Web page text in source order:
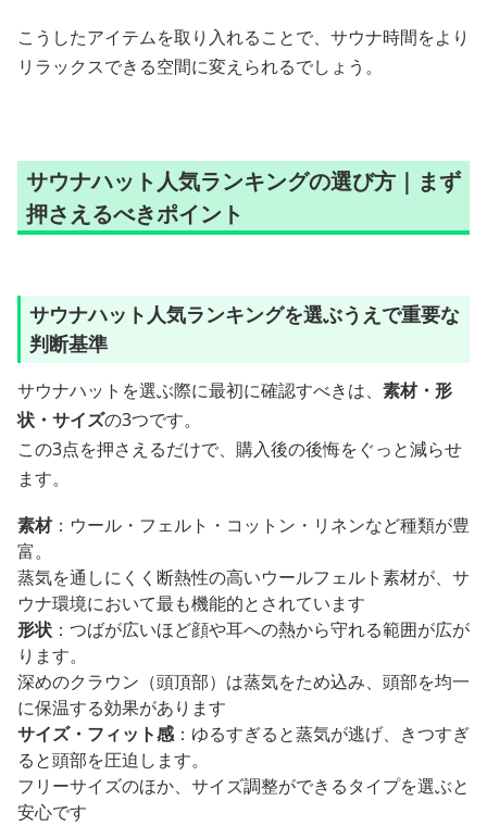
こうしたアイテムを取り入れることで、サウナ時間をより
リラックスできる空間に変えられるでしょう。
サウナハット人気ランキングの選び方｜まず
押さえるべきポイント
サウナハット人気ランキングを選ぶうえで重要な
判断基準
サウナハットを選ぶ際に最初に確認すべきは、 素材・形
状・サイズの3つです。
この3点を押さえるだけで、購入後の後悔をぐっと減らせ
ます。
素材：ウール・フェルト・コットン・リネンなど種類が豊
富。
蒸気を通しにくく断熱性の高いウールフェルト素材が、サ
ウナ環境において最も機能的とされています
形状 ：つばが広いほど顔や耳への熱から守れる範囲が広が
ります。
深めのクラウン（頭頂部）は蒸気をため込み、頭部を均一
に保温する効果があります
サイズ・フィット感：ゆるすぎると蒸気が逃げ、きつすぎ
ると頭部を圧迫します。
フリーサイズのほか、サイズ調整ができるタイプを選ぶと
安心です